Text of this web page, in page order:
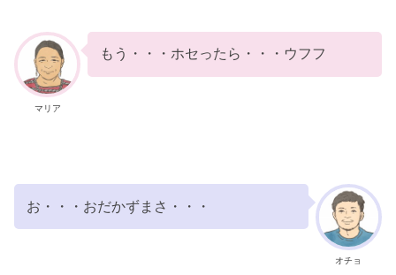
マリア
もう・・・ホセったら・・・ウフフ
オチョ
お・・・おだかずまさ・・・